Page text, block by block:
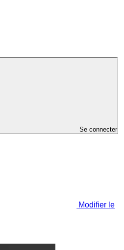
Se connecter
Modifier le